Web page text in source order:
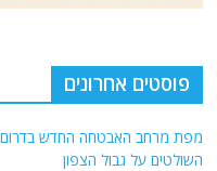
פוסטים אחרונים
מפת מרחב האבטחה החדש בדרום
השולטים על גבול הצפון